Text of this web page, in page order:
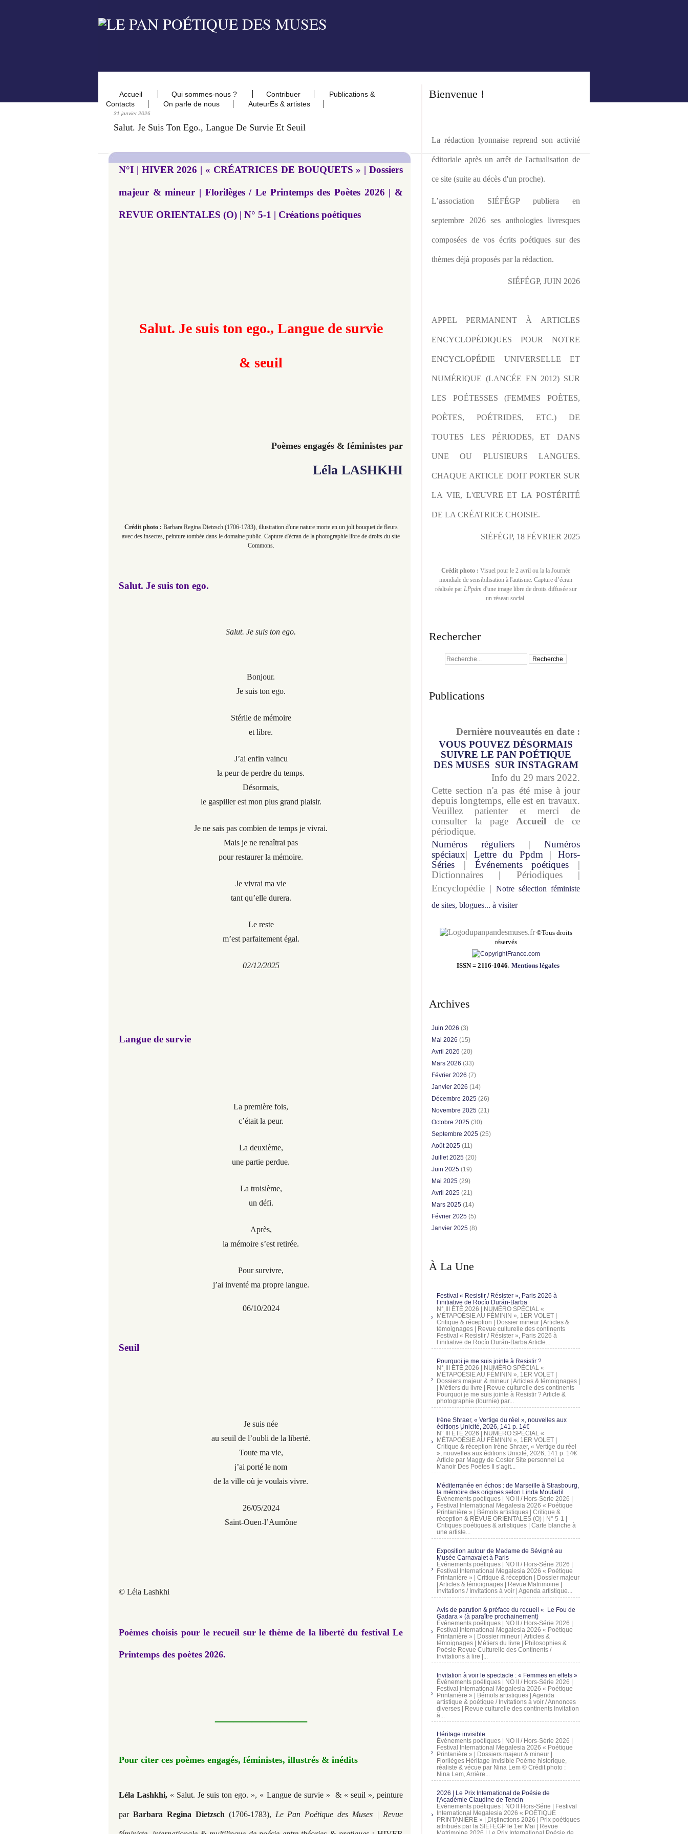
Accueil Qui sommes-nous ? Contribuer
Publications &
Contacts
On parle de nous AuteurEs & artistes
31 janvier 2026
Salut. Je Suis Ton Ego., Langue De Survie Et Seuil
N°I | HIVER 2026 | « CRÉATRICES DE BOUQUETS » | Dossiers
majeur & mineur | Florilèges / Le Printemps des Poètes 2026 | &
REVUE ORIENTALES (O) | N° 5-1 | Créations poétiques
Salut. Je suis ton ego., Langue de survie
& seuil
Poèmes engagés & féministes par
Léla LASHKHI
Crédit photo : Barbara Regina Dietzsch (1706-1783), illustration d'une nature morte en un joli bouquet de fleurs
avec des insectes, peinture tombée dans le domaine public. Capture d'écran de la photographie libre de droits du site
Commons.
Salut. Je suis ton ego.
Salut. Je suis ton ego.
Bonjour.
Je suis ton ego.
Stérile de mémoire
et libre.
J’ai enfin vaincu
la peur de perdre du temps.
Désormais,
le gaspiller est mon plus grand plaisir.
Je ne sais pas combien de temps je vivrai.
Mais je ne renaîtrai pas
pour restaurer la mémoire.
Je vivrai ma vie
tant qu’elle durera.
Le reste
m’est parfaitement égal.
02/12/2025
Langue de survie
La première fois,
c’était la peur.
La deuxième,
une partie perdue.
La troisième,
un défi.
Après,
la mémoire s’est retirée.
Pour survivre,
j’ai inventé ma propre langue.
06/10/2024
Seuil
Je suis née
au seuil de l’oubli de la liberté.
Toute ma vie,
j’ai porté le nom
de la ville où je voulais vivre.
26/05/2024
Saint-Ouen-l’Aumône
© Léla Lashkhi
Poèmes choisis pour le recueil sur le thème de la liberté du festival Le
Printemps des poètes 2026.
—————
Pour citer ces poèmes engagés, féministes, illustrés & inédits
Léla Lashkhi, « Salut. Je suis ton ego. », « Langue de survie » & « seuil », peinture
par Barbara Regina Dietzsch (1706-1783), Le Pan Poétique des Muses | Revue
Bienvenue !
La rédaction lyonnaise reprend son activité
éditoriale après un arrêt de l'actualisation de
ce site (suite au décès d'un proche).
L’association SIÉFÉGP publiera en
septembre 2026 ses anthologies livresques
composées de vos écrits poétiques sur des
thèmes déjà proposés par la rédaction.
SIÉFÉGP, JUIN 2026
APPEL PERMANENT À ARTICLES
ENCYCLOPÉDIQUES POUR NOTRE
ENCYCLOPÉDIE UNIVERSELLE ET
NUMÉRIQUE (LANCÉE EN 2012) SUR
LES POÉTESSES (FEMMES POÈTES,
POÈTES, POÉTRIDES, ETC.) DE
TOUTES LES PÉRIODES, ET DANS
UNE OU PLUSIEURS LANGUES.
CHAQUE ARTICLE DOIT PORTER SUR
LA VIE, L'ŒUVRE ET LA POSTÉRITÉ
DE LA CRÉATRICE CHOISIE.
SIÉFÉGP, 18 FÉVRIER 2025
Crédit photo : Visuel pour le 2 avril ou la la Journée
mondiale de sensibilisation à l'autisme. Capture d’écran
réalisée par LPpdm d'une image libre de droits diffusée sur
un réseau social.
Rechercher
Publications
Dernière nouveautés en date :
VOUS POUVEZ DÉSORMAIS
SUIVRE LE PAN POÉTIQUE
DES MUSES SUR INSTAGRAM
Info du 29 mars 2022.
Cette section n'a pas été mise à jour
depuis longtemps, elle est en travaux.
Veuillez patienter et merci de
consulter la page Accueil de ce
périodique.
Numéros réguliers | Numéros
spéciaux| Lettre du Ppdm |Hors-
Séries | Événements poétiques |
Dictionnaires | Périodiques |
Encyclopédie | Notre sélection féministe
de sites, blogues... à visiter
pandesmuses.fr ©Tous droits
réservés
ISSN = 2116-1046. Mentions légales
Archives
Juin 2026 (3)
Mai 2026 (15)
Avril 2026 (20)
Mars 2026 (33)
Février 2026 (7)
Janvier 2026 (14)
Décembre 2025 (26)
Novembre 2025 (21)
Octobre 2025 (30)
Septembre 2025 (25)
Août 2025 (11)
Juillet 2025 (20)
Juin 2025 (19)
Mai 2025 (29)
Avril 2025 (21)
Mars 2025 (14)
Février 2025 (5)
Janvier 2025 (8)
À La Une
Festival « Resistir / Résister », Paris 2026 à
l’initiative de Rocío Durán-Barba
N° III ÉTÉ 2026 | NUMÉRO SPÉCIAL «
MÉTAPOÉSIE AU FÉMININ », 1ER VOLET |
Critique & réception | Dossier mineur | Articles &
témoignages | Revue culturelle des continents
Festival « Resistir / Résister », Paris 2026 à
l’initiative de Rocío Durán-Barba Article...
Pourquoi je me suis jointe à Resistir ?
N° III ÉTÉ 2026 | NUMÉRO SPÉCIAL «
MÉTAPOÉSIE AU FÉMININ », 1ER VOLET |
Dossiers majeur & mineur | Articles & témoignages |
| Métiers du livre | Revue culturelle des continents
Pourquoi je me suis jointe à Resistir ? Article &
photographie (fournie) par...
Irène Shraer, « Vertige du réel », nouvelles aux
éditions Unicité, 2026, 141 p. 14€
N° III ÉTÉ 2026 | NUMÉRO SPÉCIAL «
MÉTAPOÉSIE AU FÉMININ », 1ER VOLET |
Critique & réception Irène Shraer, « Vertige du réel
», nouvelles aux éditions Unicité, 2026, 141 p. 14€
Article par Maggy de Coster Site personnel Le
Manoir Des Poètes Il s’agit...
Méditerranée en échos : de Marseille à Strasbourg,
la mémoire des origines selon Linda Moufadil
Événements poétiques | NO II / Hors-Série 2026 |
Festival International Megalesia 2026 « Poétique
Printanière » | Bémols artistiques | Critique &
réception & REVUE ORIENTALES (O) | N° 5-1 |
Critiques poétiques & artistiques | Carte blanche à
une artiste...
Exposition autour de Madame de Sévigné au
Musée Carnavalet à Paris
Événements poétiques | NO II / Hors-Série 2026 |
Festival International Megalesia 2026 « Poétique
Printanière » | Critique & réception | Dossier majeur
| Articles & témoignages | Revue Matrimoine |
Invitations / Invitations à voir | Agenda artistique...
Avis de parution & préface du recueil « Le Fou de
Gadara » (à paraître prochainement)
Événements poétiques | NO II / Hors-Série 2026 |
Festival International Megalesia 2026 « Poétique
Printanière » | Dossier mineur | Articles &
témoignages | Métiers du livre | Philosophies &
Poésie Revue Culturelle des Continents /
Invitations à lire |...
Invitation à voir le spectacle : « Femmes en effets »
Événements poétiques | NO II / Hors-Série 2026 |
Festival International Megalesia 2026 « Poétique
Printanière » | Bémols artistiques | Agenda
artistique & poétique / Invitations à voir / Annonces
diverses | Revue culturelle des continents Invitation
à...
Héritage invisible
Événements poétiques | NO II / Hors-Série 2026 |
Festival International Megalesia 2026 « Poétique
Printanière » | Dossiers majeur & mineur |
Florilèges Héritage invisible Poème historique,
réaliste & vécue par Nina Lem © Crédit photo :
Nina Lem, Arrière...
2026 | Le Prix International de Poésie de
l'Académie Claudine de Tencin
Événements poétiques | NO II Hors-Série | Festival
International Megalesia 2026 « POÉTIQUE
PRINTANIÈRE » | Distinctions 2026 | Prix poétiques
attribués par la SIÉFÉGP le 1er Mai | Revue